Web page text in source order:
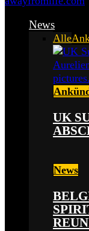
News
Alle
UK
News